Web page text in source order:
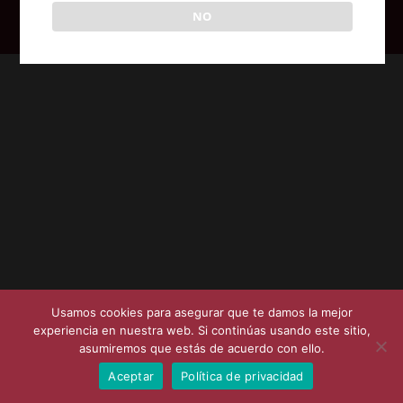
Posicionamiento SEO en Coruña - Syvat Sistemas
Usamos cookies para asegurar que te damos la mejor
experiencia en nuestra web. Si continúas usando este sitio,
asumiremos que estás de acuerdo con ello.
Aceptar
Política de privacidad
NO